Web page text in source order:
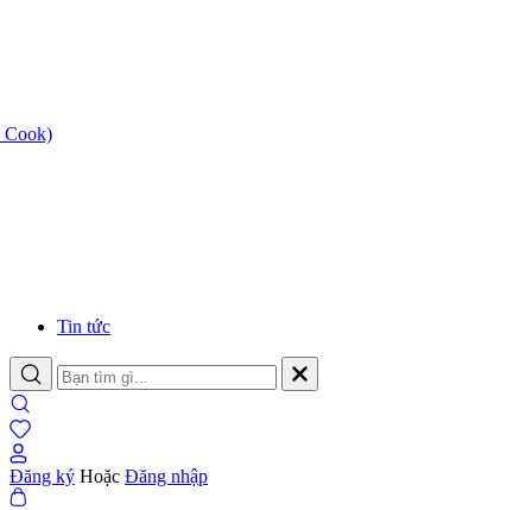
Tin tức
Đăng ký Hoặc Đăng nhập